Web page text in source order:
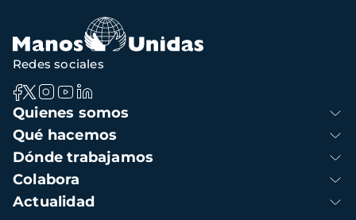
Navegación
principal
Quienes somos
Qué hacemos
Dónde trabajamos
Colabora
Actualidad
Redes sociales